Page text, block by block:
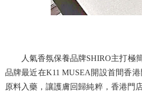
人氣香氛保養品牌SHIRO主打極簡
品牌最近在K11 MUSEA開設首間香
原料入藥，讓護膚回歸純粹，香港門